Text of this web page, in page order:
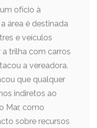
ofício à
área é destinada
e veículos
a trilha com carros
a vereadora.
que qualquer
indiretos ao
Mar, como
sobre recursos